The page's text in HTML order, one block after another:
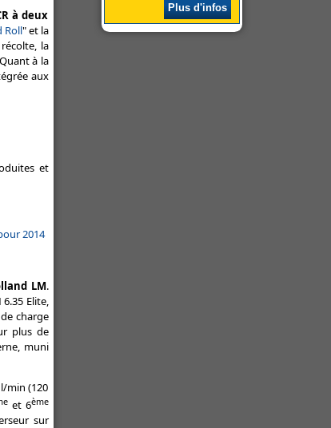
à deux
Roll" et la
la
à la
aux
et
2014
LM.
Elite,
charge
plus de
muni
min (120
et 6ème
sur
Plus d'infos